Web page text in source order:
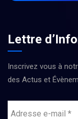
Lettre
Inscrivez vous à
des Actus et